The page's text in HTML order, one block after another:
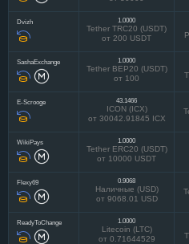
Dvizh 1.0000
Tether TRC20 (USDT)
от 200 USDT
SashaExchange 1.0000
Tether BEP20 (USDT)
от 100
E-Scrooge 43.1466
ICON (ICX)
от 30042.91845 ICX
WikiPays 1.0000
Tether ERC20 (USDT)
от 10000 USDT
Flexy69 0.9068
Наличные (USD)
от 9068.01 USD
ReadyToChange 1.0000
Litecoin (LTC)
от 0.71644529